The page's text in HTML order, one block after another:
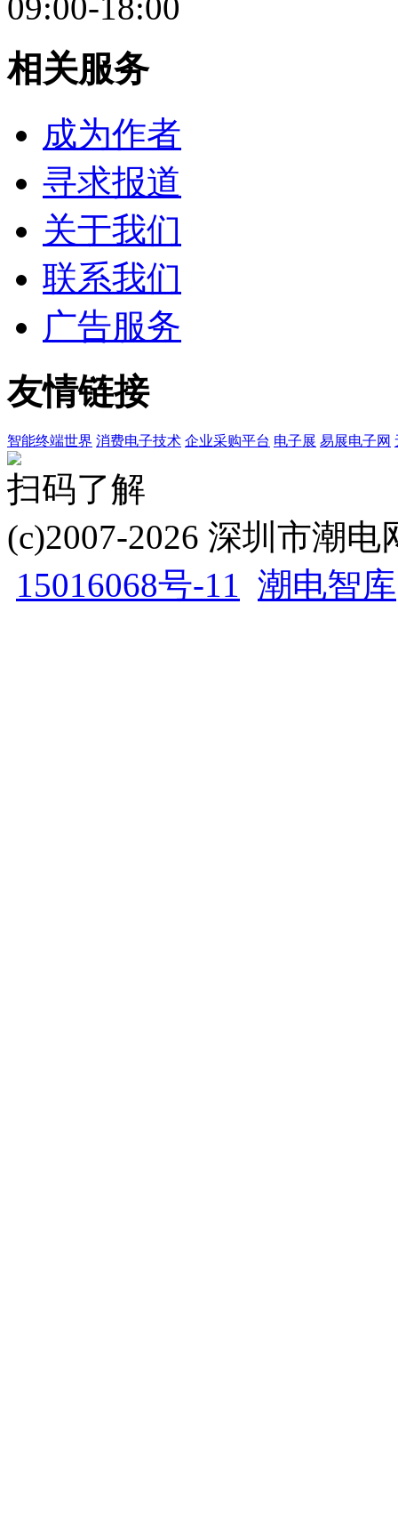
09:00-18:00
相关服务
成为作者
寻求报道
关于我们
联系我们
广告服务
友情链接
智能终端世界 消费电子技术 企业采购平台 电子展 易展电子网
扫码了解
(c)2007-2026 深圳市潮
15016068号-11 潮电智库